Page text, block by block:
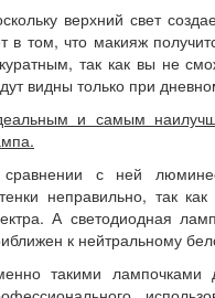
верхний свет
в том, что макияж
так как вы не
видны только при
и самым
с ней
неправильно, так
А светодиодная
к нейтральному
такими